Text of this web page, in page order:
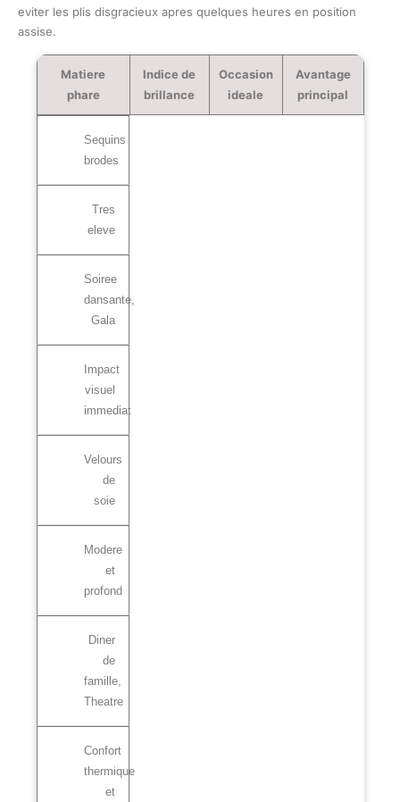
eviter les plis disgracieux apres quelques heures en position
assise.
Matiere
phare
Indice de
brillance
Occasion
ideale
Avantage
principal
Sequins
brodes
Tres
eleve
Soiree
dansante,
Gala
Impact
visuel
immediat
Velours
de
soie
Modere
et
profond
Diner
de
famille,
Theatre
Confort
thermique
et